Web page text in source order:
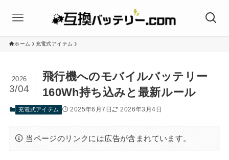
ホーム 充電式アイテム
飛行機へのモバイルバッテリー
160Wh持ち込みと最新ルール
2026
3/04
充電式アイテム 2025年6月7日 2026年3月4日
当ページのリンクには広告が含まれています。